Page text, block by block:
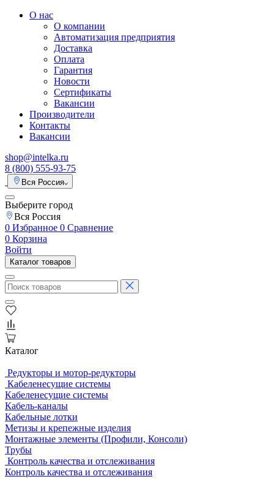
О нас
О компании
Автоматизация предприятия
Доставка
Оплата
Гарантия
Новости
Сертификаты
Вакансии
Производители
Контакты
Вакансии
shop@intelka.ru
8 (800) 555-93-75
Вся Россия
Выберите город
Вся Россия
0 Избранное 0 Сравнение
0 Корзина
Войти
Каталог товаров
Каталог
Редукторы и мотор-редукторы
Кабеленесущие системы
Кабеленесущие системы
Кабель-каналы
Кабельные лотки
Метизы и крепежные изделия
Монтажные элементы (Профили, Консоли)
Трубы
Контроль качества и отслеживания
Контроль качества и отслеживания